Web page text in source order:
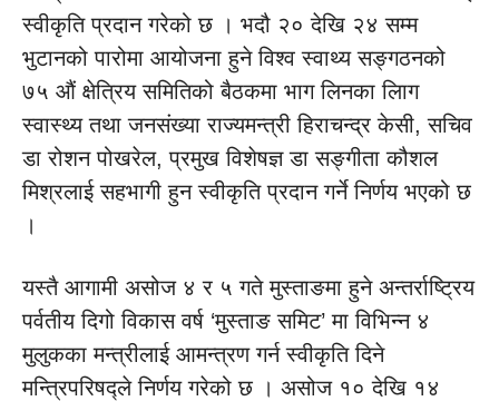
स्वीकृति प्रदान गरेको छ । भदौ २० देखि २४ सम्म
भुटानको पारोमा आयोजना हुने विश्व स्वाथ्य सङ्गठनको
७५ औं क्षेत्रिय समितिको बैठकमा भाग लिनका लािग
स्वास्थ्य तथा जनसंख्या राज्यमन्त्री हिराचन्द्र केसी, सचिव
डा रोशन पोखरेल, प्रमुख विशेषज्ञ डा सङ्गीता कौशल
मिश्रलाई सहभागी हुन स्वीकृति प्रदान गर्ने निर्णय भएको छ
।
यस्तै आगामी असोज ४ र ५ गते मुस्ताङमा हुने अन्तर्राष्ट्रिय
पर्वतीय दिगो विकास वर्ष ‘मुस्ताङ समिट’ मा विभिन्न ४
मुलुकका मन्त्रीलाई आमन्त्रण गर्न स्वीकृति दिने
मन्त्रिपरिषद्ले निर्णय गरेको छ । असोज १० देखि १४